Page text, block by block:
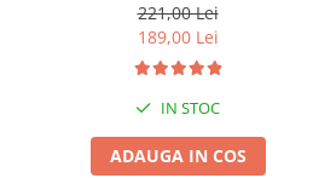
221,00 Lei
189,00 Lei
IN STOC
ADAUGA IN COS